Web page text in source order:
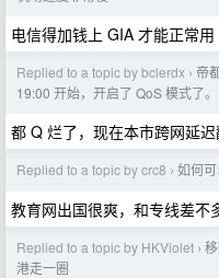
电信得加钱上 GIA 才能正常用
Replied to a topic by bclerdx › 帝
19:00 开始，开启了 QoS 模式了。
都 Q 烂了，现在本市跨网延
Replied to a topic by crc8 › 如何可
教育网出国很爽，和专线差不
Replied to a topic by HKViolet ›
港走一圈